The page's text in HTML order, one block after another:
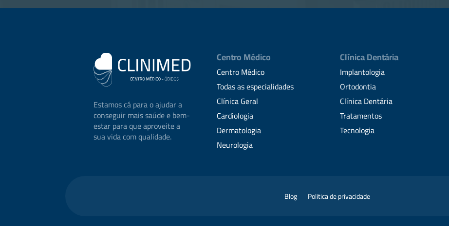
Estamos cá para o ajudar a
conseguir mais saúde e bem-
estar para que aproveite a
sua vida com qualidade.
Centro Médico
Centro Médico
Todas as especialidades
Clínica Geral
Cardiologia
Dermatologia
Neurologia
Clínica Dentária
Implantologia
Ortodontia
Clínica Dentária
Tratamentos
Tecnologia
Blog Politica de privacidade